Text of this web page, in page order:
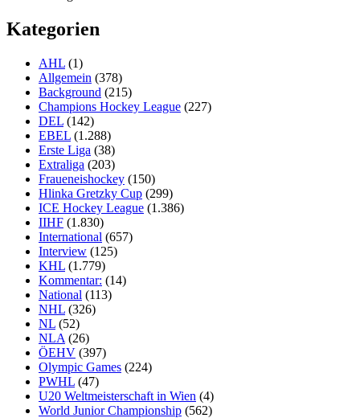
Kategorien
AHL (1)
Allgemein (378)
Background (215)
Champions Hockey League (227)
DEL (142)
EBEL (1.288)
Erste Liga (38)
Extraliga (203)
Fraueneishockey (150)
Hlinka Gretzky Cup (299)
ICE Hockey League (1.386)
IIHF (1.830)
International (657)
Interview (125)
KHL (1.779)
Kommentar: (14)
National (113)
NHL (326)
NL (52)
NLA (26)
ÖEHV (397)
Olympic Games (224)
PWHL (47)
U20 Weltmeisterschaft in Wien (4)
World Junior Championship (562)